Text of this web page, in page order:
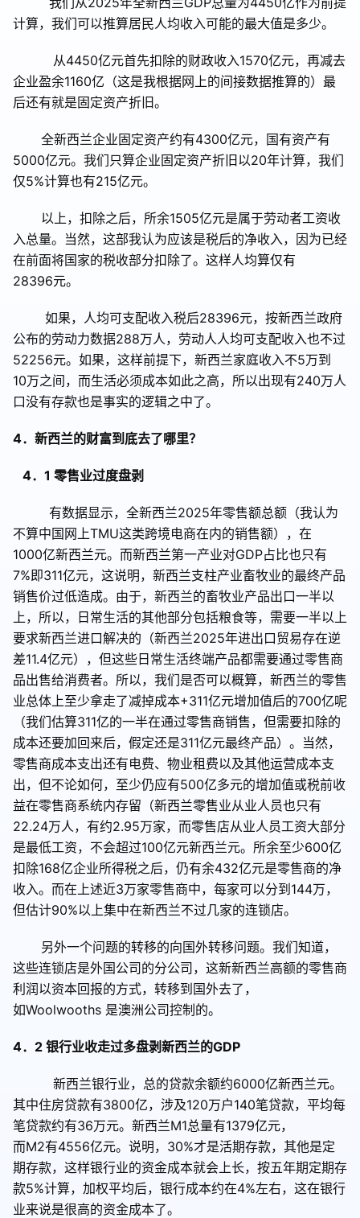
计算，我们可以推算居民人均收入可能的最大值是多少。
从4450亿元首先扣除的财政收入1570亿元，再减去
企业盈余1160亿（这是我根据网上的间接数据推算的）最
后还有就是固定资产折旧。
全新西兰企业固定资产约有4300亿元，国有资产有
5000亿元。我们只算企业固定资产折旧以20年计算，我们
仅5%计算也有215亿元。
以上，扣除之后，所余1505亿元是属于劳动者工资收
入总量。当然，这部我认为应该是税后的净收入，因为已经
在前面将国家的税收部分扣除了。这样人均算仅有
28396元。
如果，人均可支配收入税后28396元，按新西兰政府
公布的劳动力数据288万人，劳动人人均可支配收入也不过
52256元。如果，这样前提下，新西兰家庭收入不5万到
10万之间，而生活必须成本如此之高，所以出现有240万人
口没有存款也是事实的逻辑之中了。
4．新西兰的财富到底去了哪里？
4． 1 零售业过度盘剥
有数据显示，全新西兰2025年零售额总额（我认为
不算中国网上TMU这类跨境电商在内的销售额），在
1000亿新西兰元。而新西兰第一产业对GDP占比也只有
7%即311亿元，这说明，新西兰支柱产业畜牧业的最终产品
销售价过低造成。由于，新西兰的畜牧业产品出口一半以
上，所以，日常生活的其他部分包括粮食等，需要一半以上
要求新西兰进口解决的（新西兰2025年进出口贸易存在逆
差11.4亿元），但这些日常生活终端产品都需要通过零售商
品出售给消费者。所以，我们是否可以概算，新西兰的零售
业总体上至少拿走了减掉成本+311亿元增加值后的700亿呢
（我们估算311亿的一半在通过零售商销售，但需要扣除的
成本还要加回来后，假定还是311亿元最终产品）。当然，
零售商成本支出还有电费、物业租费以及其他运营成本支
出，但不论如何，至少仍应有500亿多元的增加值或税前收
益在零售商系统内存留（新西兰零售业从业人员也只有
22.24万人，有约2.95万家，而零售店从业人员工资大部分
是最低工资，不会超过100亿元新西兰元。所余至少600亿
扣除168亿企业所得税之后，仍有余432亿元是零售商的净
收入。而在上述近3万家零售商中，每家可以分到144万，
但估计90%以上集中在新西兰不过几家的连锁店。
另外一个问题的转移的向国外转移问题。我们知道，
这些连锁店是外国公司的分公司，这新新西兰高额的零售商
利润以资本回报的方式，转移到国外去了，
如Woolwooths 是澳洲公司控制的。
4． 2 银行业收走过多盘剥新西兰的GDP
新西兰银行业，总的贷款余额约6000亿新西兰元。
其中住房贷款有3800亿，涉及120万户140笔贷款，平均每
笔贷款约有36万元。新西兰M1总量有1379亿元，
而M2有4556亿元。说明， 30%才是活期存款，其他是定
期存款，这样银行业的资金成本就会上长，按五年期定期存
款5%计算，加权平均后，银行成本约在4%左右，这在银行
业来说是很高的资金成本了。